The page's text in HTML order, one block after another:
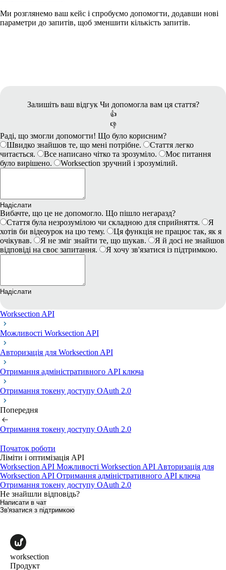
Ми розглянемо ваш кейс і спробуємо допомогти, додавши нові
параметри до запитів, щоб зменшити кількість запитів.
Залишіть ваш відгук Чи допомогла вам ця стаття?
👍
👎
Раді, що змогли допомогти! Що було корисним?
Швидко знайшов те, що мені потрібне.
Стаття легко
читається.
Все написано чітко та зрозуміло.
Моє питання
було вирішено.
Worksection зручний і зрозумілий.
Надіслати
Вибачте, що це не допомогло. Що пішло негаразд?
Стаття була незрозумілою чи складною для сприйняття.
Я
хотів би відеоурок на цю тему.
Ця функція не працює так, як я
очікував.
Я не зміг знайти те, що шукав.
Я й досі не знайшов
відповіді на своє запитання.
Я хочу зв'язатися із підтримкою.
Надіслати
Worksection API
Можливості Worksection API
Авторизація для Worksection API
Отримання адміністративного API ключа
Отримання токену доступу OAuth 2.0
Попередня
Отримання токену доступу OAuth 2.0
Початок роботи
Ліміти і оптимізація API
Worksection API Можливості Worksection API Авторизація для
Worksection API Отримання адміністративного API ключа
Отримання токену доступу OAuth 2.0
Не знайшли відповідь?
Написати в чат
Зв'язатися з підтримкою
worksection
Продукт